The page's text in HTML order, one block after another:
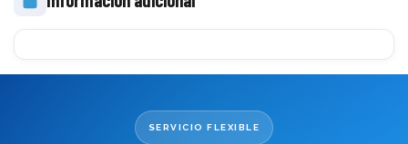
SERVICIO FLEXIBLE